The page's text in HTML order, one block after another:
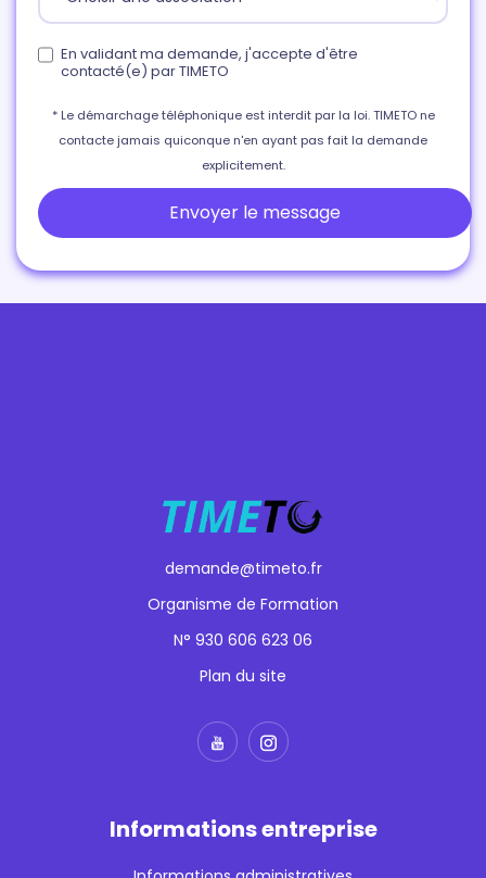
En validant ma demande, j'accepte d'être
contacté(e) par TIMETO
* Le démarchage téléphonique est interdit par la loi. TIMETO ne
contacte jamais quiconque n'en ayant pas fait la demande
explicitement.
Envoyer le message
demande@timeto.fr
Organisme de Formation
N° 930 606 623 06
Plan du site
Informations entreprise